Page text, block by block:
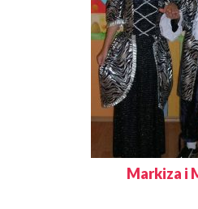
Markiza i